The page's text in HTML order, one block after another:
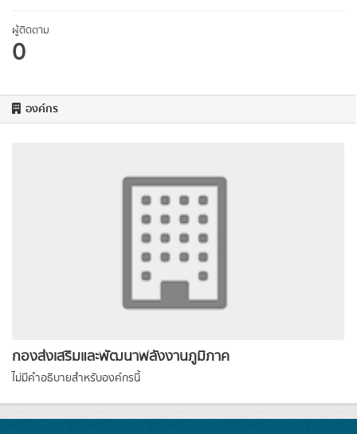
ผู้ติดตาม
0
องค์กร
กองส่งเสริมและพัฒนาพลังงานภูมิภาค
ไม่มีคำอธิบายสำหรับองค์กรนี้